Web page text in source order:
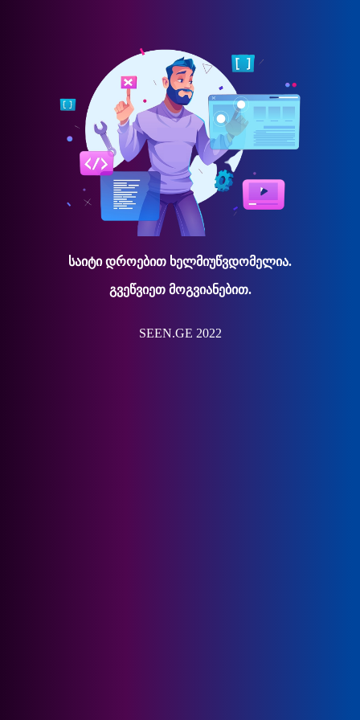
საიტი დროებით ხელმიუწვდომელია.
გვეწვიეთ მოგვიანებით.
SEEN.GE 2022